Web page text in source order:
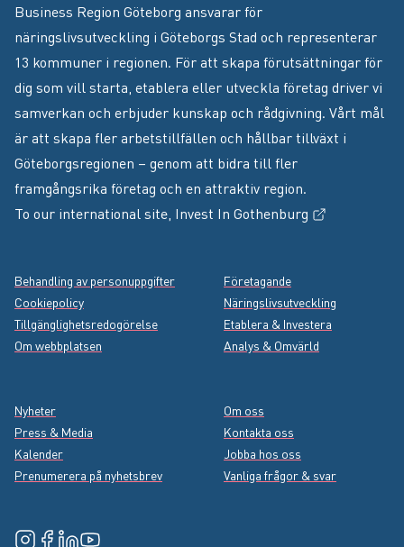
Business Region Göteborg ansvarar för
näringslivsutveckling i Göteborgs Stad och representerar
13 kommuner i regionen. För att skapa förutsättningar för
dig som vill starta, etablera eller utveckla företag driver vi
samverkan och erbjuder kunskap och rådgivning. Vårt mål
är att skapa fler arbetstillfällen och hållbar tillväxt i
Göteborgsregionen – genom att bidra till fler
framgångsrika företag och en attraktiv region.
To our international site, Invest In Gothenburg
Footer menu
Behandling av personuppgifter
Cookiepolicy
Tillgänglighetsredogörelse
Om webbplatsen
Företagande
Näringslivsutveckling
Etablera & Investera
Analys & Omvärld
Nyheter
Press & Media
Kalender
Prenumerera på nyhetsbrev
Om oss
Kontakta oss
Jobba hos oss
Vanliga frågor & svar